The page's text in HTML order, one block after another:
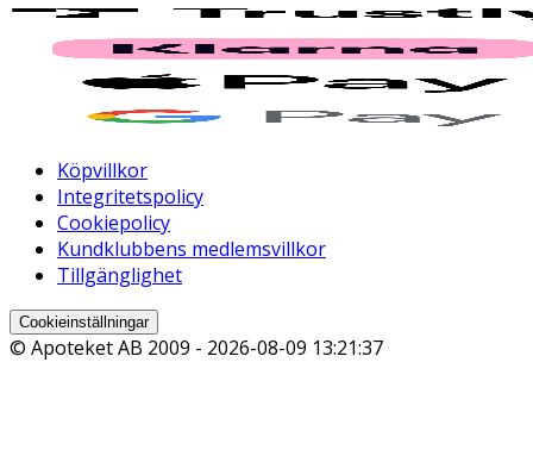
Köpvillkor
Integritetspolicy
Cookiepolicy
Kundklubbens medlemsvillkor
Tillgänglighet
Cookieinställningar
© Apoteket AB 2009 - 2026-08-09 13:21:37